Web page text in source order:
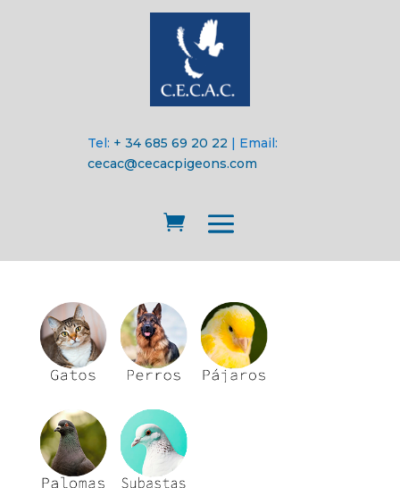
Tel: + 34 685 69 20 22 | Email:
cecac@cecacpigeons.com